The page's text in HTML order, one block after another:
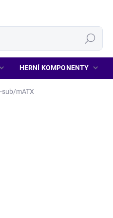
Hledat
HERNÍ KOMPONENTY
sub/mATX